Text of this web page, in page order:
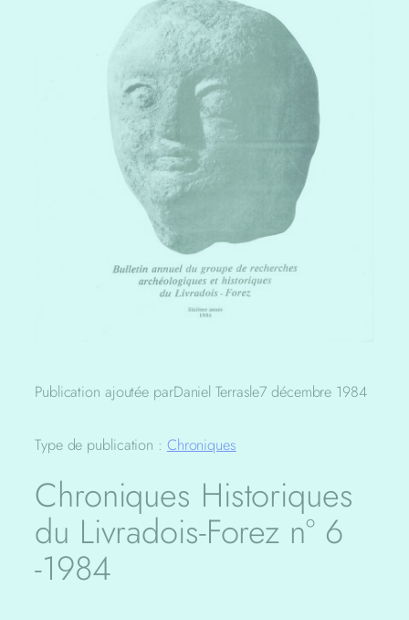
Publication ajoutée parDaniel Terrasle7 décembre 1984
Type de publication : Chroniques
Chroniques Historiques
du Livradois-Forez n° 6
-1984